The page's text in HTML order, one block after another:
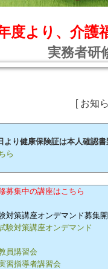
度より、介護
実務者
[ お
より健康保険証は本人確認
ら
募集中の講座はこちら
対策講座オンデマンド募集開
験対策講座オンデマンド
員講習会
習指導者講習会